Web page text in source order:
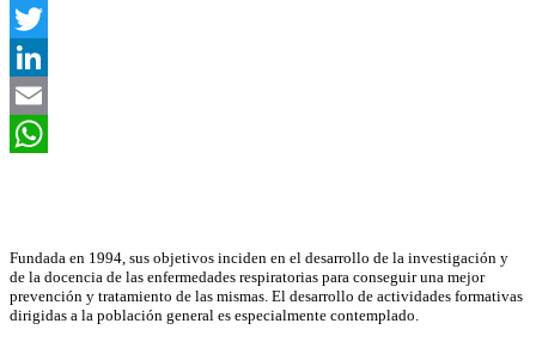
Facebook
Twitter
LinkedIn
Email
Fundada en 1994, sus objetivos inciden en el desarrollo de la investigación y
de la docencia de las enfermedades respiratorias para conseguir una mejor
prevención y tratamiento de las mismas. El desarrollo de actividades formativas
dirigidas a la población general es especialmente contemplado.